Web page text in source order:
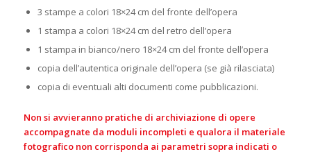
3 stampe a colori 18×24 cm del fronte dell’opera
1 stampa a colori 18×24 cm del retro dell’opera
1 stampa in bianco/nero 18×24 cm del fronte dell’opera
copia dell’autentica originale dell’opera (se già rilasciata)
copia di eventuali alti documenti come pubblicazioni.
Non si avvieranno pratiche di archiviazione di opere
accompagnate da moduli incompleti e qualora il materiale
fotografico non corrisponda ai parametri sopra indicati o